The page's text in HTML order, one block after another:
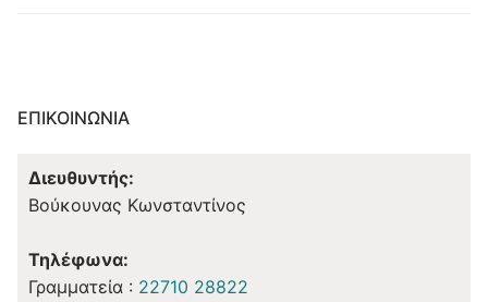
ΕΠΙΚΟΙΝΩΝΊΑ
Διευθυντής:
Βούκουνας Κωνσταντίνος
Τηλέφωνα:
Γραμματεία : 22710 28822